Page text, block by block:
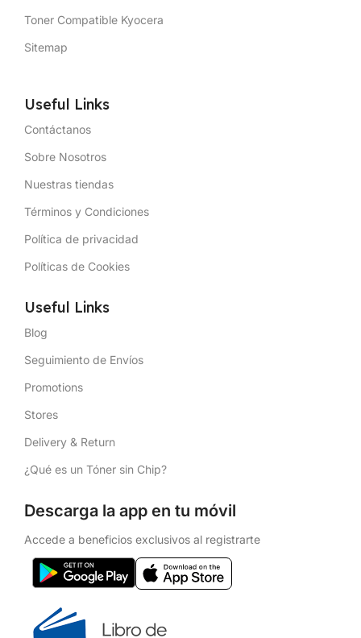
Toner Compatible Kyocera
Sitemap
Useful Links
Contáctanos
Sobre Nosotros
Nuestras tiendas
Términos y Condiciones
Política de privacidad
Políticas de Cookies
Useful Links
Blog
Seguimiento de Envíos
Promotions
Stores
Delivery & Return
¿Qué es un Tóner sin Chip?
Descarga la app en tu móvil
Accede a beneficios exclusivos al registrarte